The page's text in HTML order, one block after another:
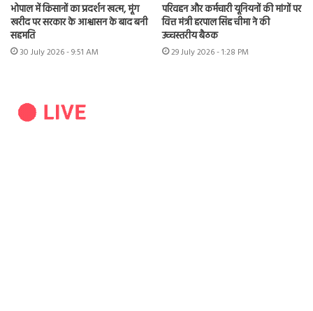
भोपाल में किसानों का प्रदर्शन खत्म, मूंग
खरीद पर सरकार के आश्वासन के बाद बनी
सहमति
30 July 2026 - 9:51 AM
परिवहन और कर्मचारी यूनियनों की मांगों पर
वित्त मंत्री हरपाल सिंह चीमा ने की
उच्चस्तरीय बैठक
29 July 2026 - 1:28 PM